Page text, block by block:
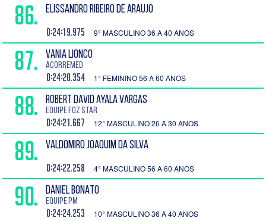
86. ELISSANDRO RIBEIRO DE ARAUJO
0:24:19.975 9° MASCULINO 36 A 40 ANOS
87. VANIA LIONCO
Acorremed
0:24:20.354 1° FEMININO 56 A 60 ANOS
88. ROBERT DAVID AYALA VARGAS
Equipe Foz Star
0:24:21.667 12° MASCULINO 26 A 30 ANOS
89. VALDOMIRO JOAQUIM DA SILVA
0:24:22.258 4° MASCULINO 56 A 60 ANOS
90. DANIEL BONATO
EQUIPE PM
0:24:24.253 10° MASCULINO 36 A 40 ANOS